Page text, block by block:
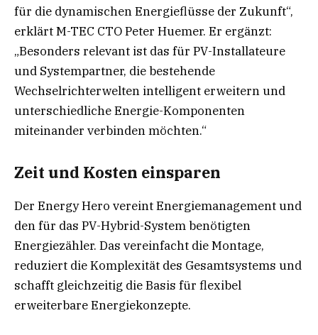
für die dynamischen Energieflüsse der Zukunft“,
erklärt M-TEC CTO Peter Huemer. Er ergänzt:
„Besonders relevant ist das für PV-Installateure
und Systempartner, die bestehende
Wechselrichterwelten intelligent erweitern und
unterschiedliche Energie-Komponenten
miteinander verbinden möchten.“
Zeit und Kosten einsparen
Der Energy Hero vereint Energiemanagement und
den für das PV-Hybrid-System benötigten
Energiezähler. Das vereinfacht die Montage,
reduziert die Komplexität des Gesamtsystems und
schafft gleichzeitig die Basis für flexibel
erweiterbare Energiekonzepte.